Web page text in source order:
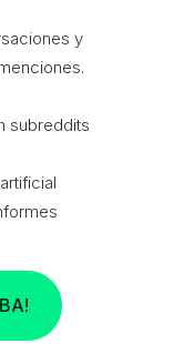
y
subreddits